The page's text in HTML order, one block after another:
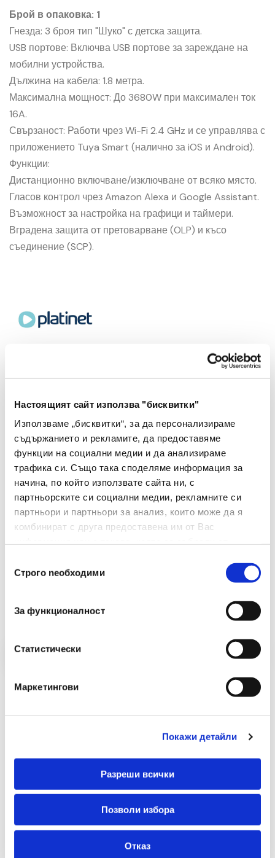
Настоящият сайт използва "бисквитки"
Използваме „бисквитки“, за да персонализираме
съдържанието и рекламите, да предоставяме
функции на социални медии и да анализираме
трафика си. Също така споделяме информация за
начина, по който използвате сайта ни, с
партньорските си социални медии, рекламните си
партньори и партньори за анализ, които може да я
комбинират с друга предоставена им от Вас
наСтрого nеобходими
За функционалност
Статистически
Маркетингови
Покажи детайли
Разреши всички
Позволи избора
Отказ
Брой в опаковка: 1
Гнезда: 3 броя тип "Шуко" с детска защита.
USB портове: Включва USB портове за зареждане на
мобилни устройства.
Дължина на кабела: 1.8 метра.
Максимална мощност: До 3680W при максимален ток
16A.
Свързаност: Работи чрез Wi-Fi 2.4 GHz и се управлява с
приложението Tuya Smart (налично за iOS и Android).
Функции:
Дистанционно включване/изключване от всяко място.
Гласов контрол чрез Amazon Alexa и Google Assistant.
Възможност за настройка на графици и таймери.
Вградена защита от претоварване (OLP) и късо
съединение (SCP).
Брой
- +
Добави в Любими
Добави в количката